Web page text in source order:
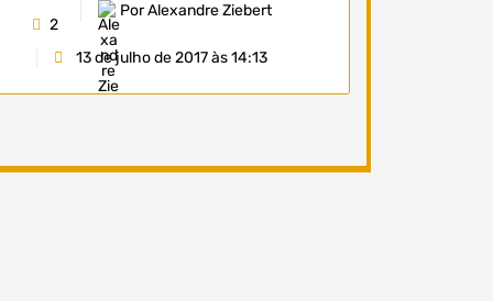
2
Por Alexandre Ziebert
13 de julho de 2017 às 14:13